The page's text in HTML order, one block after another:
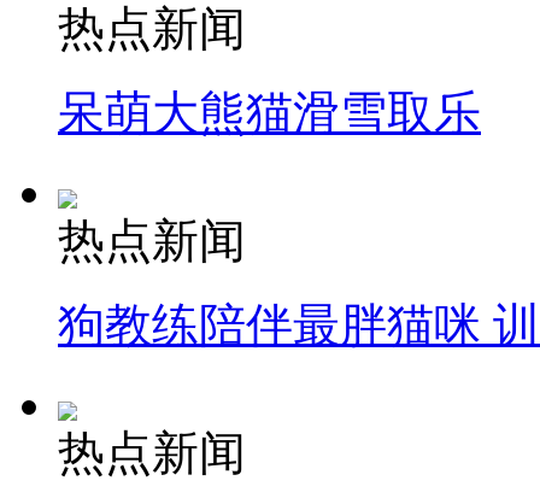
热点新闻
呆萌大熊猫滑雪取乐
热点新闻
狗教练陪伴最胖猫咪
热点新闻